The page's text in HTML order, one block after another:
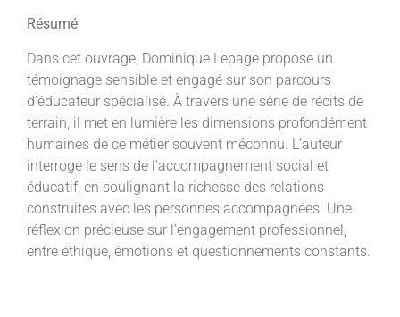
Résumé
Dans cet ouvrage, Dominique Lepage propose un
témoignage sensible et engagé sur son parcours
d’éducateur spécialisé. À travers une série de récits de
terrain, il met en lumière les dimensions profondément
humaines de ce métier souvent méconnu. L’auteur
interroge le sens de l’accompagnement social et
éducatif, en soulignant la richesse des relations
construites avec les personnes accompagnées. Une
réflexion précieuse sur l’engagement professionnel,
entre éthique, émotions et questionnements constants.